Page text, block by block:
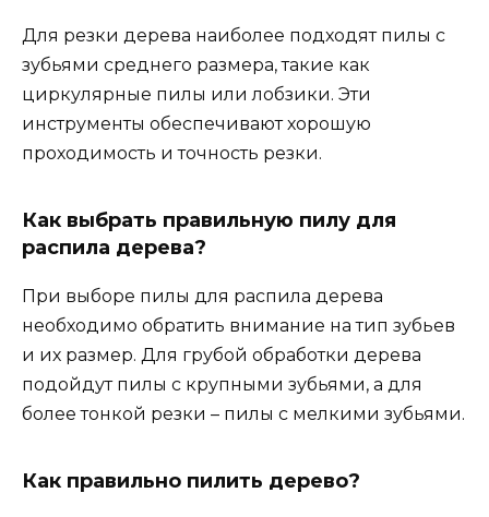
Для резки дерева наиболее подходят пилы с
зубьями среднего размера, такие как
циркулярные пилы или лобзики. Эти
инструменты обеспечивают хорошую
проходимость и точность резки.
Как выбрать правильную пилу для
распила дерева?
При выборе пилы для распила дерева
необходимо обратить внимание на тип зубьев
и их размер. Для грубой обработки дерева
подойдут пилы с крупными зубьями, а для
более тонкой резки – пилы с мелкими зубьями.
Как правильно пилить дерево?